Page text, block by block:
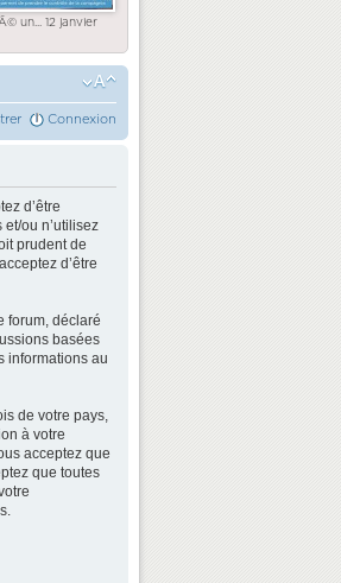
un... 12 janvier
Connexion
d’être
ou n’utilisez
prudent de
d’être
forum, déclaré
basées
informations au
de votre pays,
à votre
acceptez que
que toutes